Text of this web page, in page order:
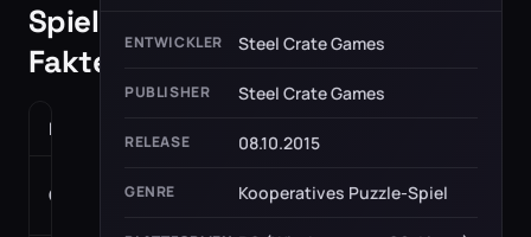
Spiel-
Fakten
Release
Genre
Kooperatives
Puzzle-Spiel
ENTWICKLER Steel Crate Games
PUBLISHER Steel Crate Games
RELEASE 08.10.2015
GENRE Kooperatives Puzzle-Spiel